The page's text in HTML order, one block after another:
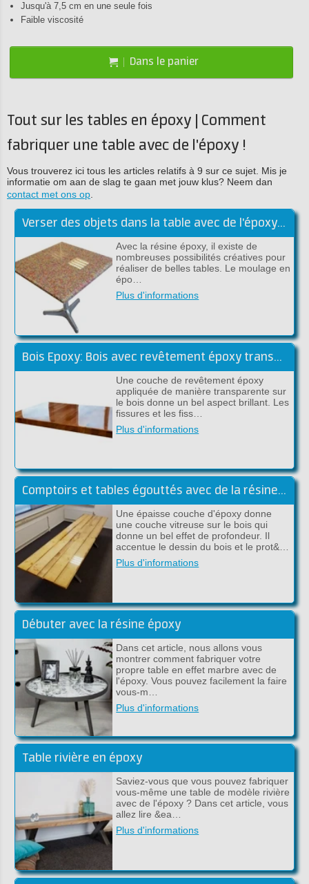
Jusqu'à 7,5 cm en une seule fois
Faible viscosité
Dans le panier
Tout sur les tables en époxy | Comment
fabriquer une table avec de l'époxy !
Vous trouverez ici tous les articles relatifs à 9 sur ce sujet. Mis je
informatie om aan de slag te gaan met jouw klus? Neem dan
contact met ons op
Verser des objets dans la table avec de l'époxy transparent
Avec la résine époxy, il existe de
nombreuses possibilités créatives pour
réaliser de belles tables. Le moulage en
épo…
Plus d'informations
Bois Epoxy: Bois avec revêtement époxy transparent
Une couche de revêtement époxy
appliquée de manière transparente sur
le bois donne un bel aspect brillant. Les
fissures et les fiss…
Plus d'informations
Comptoirs et tables égouttés avec de la résine époxy
Une épaisse couche d'époxy donne
une couche vitreuse sur le bois qui
donne un bel effet de profondeur. Il
accentue le dessin du bois et le prot&…
Plus d'informations
Débuter avec la résine époxy
Dans cet article, nous allons vous
montrer comment fabriquer votre
propre table en effet marbre avec de
l'époxy. Vous pouvez facilement la faire
vous-m…
Plus d'informations
Table rivière en époxy
Saviez-vous que vous pouvez fabriquer
vous-même une table de modèle rivière
avec de l'époxy ? Dans cet article, vous
allez lire &ea…
Plus d'informations